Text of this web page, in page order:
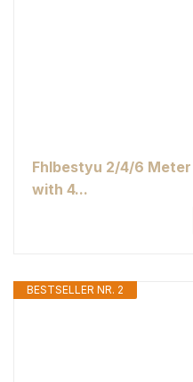
Fhlbestyu 2/4/6
with 4...
BESTSELLER NR. 2